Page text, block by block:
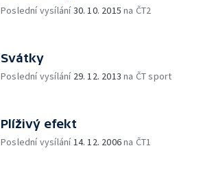
Poslední vysílání30. 10. 2015 na ČT2
Svátky
Poslední vysílání 29. 12. 2013 na ČT sport
Plíživý efekt
Poslední vysílání14. 12. 2006na ČT1